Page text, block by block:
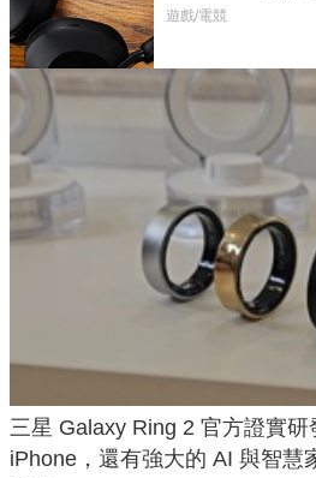
飛行超有感
遊戲/電競
三星 Galaxy Ring 2 官方證實研
iPhone，還有強大的 AI 與智慧